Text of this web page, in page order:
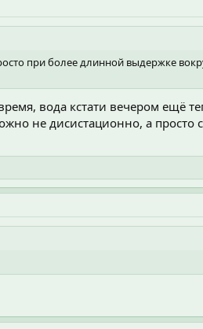
при более длинной выдержке
вода кстати вечером ещё
не дисистационно, а просто